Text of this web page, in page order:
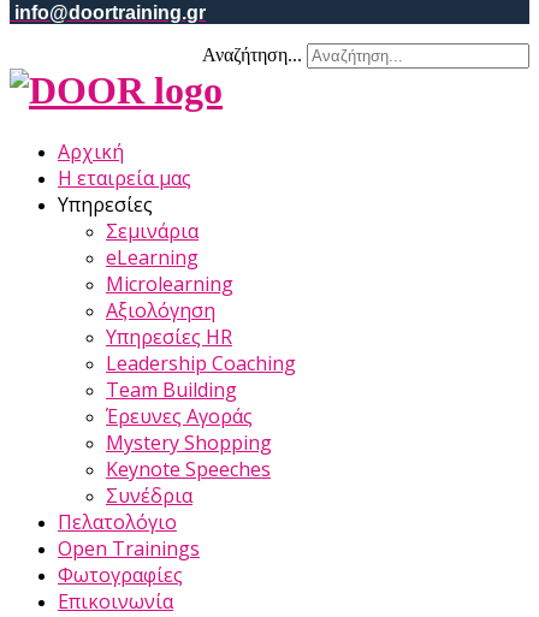
info@doortraining.gr
Αναζήτηση...
Αρχική
Η εταιρεία μας
Υπηρεσίες
Σεμινάρια
eLearning
Microlearning
Αξιολόγηση
Υπηρεσίες HR
Leadership Coaching
Team Building
Έρευνες Αγοράς
Mystery Shopping
Keynote Speeches
Συνέδρια
Πελατολόγιο
Open Trainings
Φωτογραφίες
Επικοινωνία